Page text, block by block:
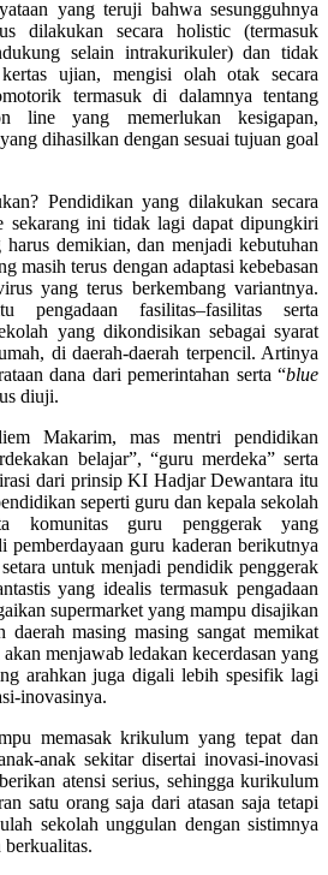
yang teruji bahwa sesungguhnya
dilakukan secara holistic (termasuk
selain intrakurikuler) dan tidak
ujian, mengisi olah otak secara
termasuk di dalamnya tentang
line yang memerlukan kesigapan,
dihasilkan dengan sesuai tujuan goal
Pendidikan yang dilakukan secara
ini tidak lagi dapat dipungkiri
harus demikian, dan menjadi kebutuhan
masih terus dengan adaptasi kebebasan
yang terus berkembang variantnya.
pengadaan fasilitas–fasilitas serta
yang dikondisikan sebagai syarat
di daerah-daerah terpencil. Artinya
dana dari pemerintahan serta “blue
diuji.
Makarim, mas mentri pendidikan
belajar”, “guru merdeka” serta
dari prinsip KI Hadjar Dewantara itu
seperti guru dan kepala sekolah
komunitas guru penggerak yang
pemberdayaan guru kaderan berikutnya
untuk menjadi pendidik penggerak
yang idealis termasuk pengadaan
supermarket yang mampu disajikan
daerah masing masing sangat memikat
menjawab ledakan kecerdasan yang
arahkan juga digali lebih spesifik lagi
inovasinya.
memasak krikulum yang tepat dan
anak sekitar disertai inovasi-inovasi
atensi serius, sehingga kurikulum
satu orang saja dari atasan saja tetapi
sekolah unggulan dengan sistimnya